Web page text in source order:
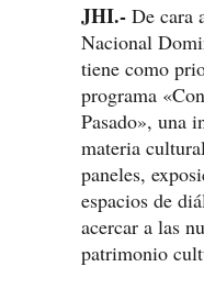
JHI.- De cara
Nacional
tiene como
programa
Pasado», una
materia
paneles,
espacios de
acercar a las
patrimonio